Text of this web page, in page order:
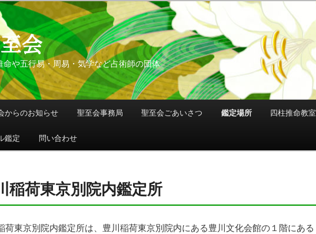
会
命や五行易・周易・気学など占術師の団体
ンコンテンツへ移動
コンテンツへ移動
からのお知らせ 聖至会事務局 聖至会ごあいさつ 鑑定場所 四柱推命教室
鑑定 問い合わせ
稲荷東京別院内鑑定所
荷東京別院内鑑定所は、豊川稲荷東京別院内にある豊川文化会館の１階にある